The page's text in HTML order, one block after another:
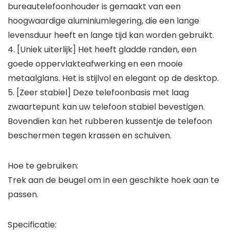
bureautelefoonhouder is gemaakt van een
hoogwaardige aluminiumlegering, die een lange
levensduur heeft en lange tijd kan worden gebruikt.
4. [Uniek uiterlijk] Het heeft gladde randen, een
goede oppervlakteafwerking en een mooie
metaalglans. Het is stijlvol en elegant op de desktop.
5. [Zeer stabiel] Deze telefoonbasis met laag
zwaartepunt kan uw telefoon stabiel bevestigen.
Bovendien kan het rubberen kussentje de telefoon
beschermen tegen krassen en schuiven.
Hoe te gebruiken:
Trek aan de beugel om in een geschikte hoek aan te
passen.
Specificatie: